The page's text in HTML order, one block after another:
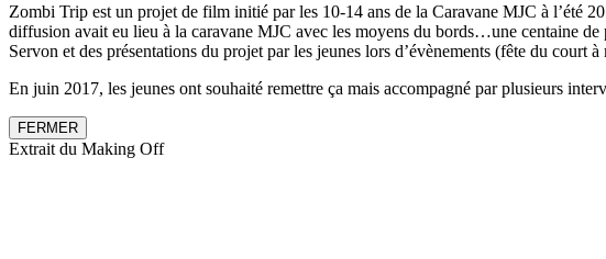
Zombi Trip est un projet de film initié par les 10-14 ans de la Caravane MJC à l’été
diffusion avait eu lieu à la caravane MJC avec les moyens du bords…une centaine
Servon et des présentations du projet par les jeunes lors d’évènements (fête du court
En juin 2017, les jeunes ont souhaité remettre ça mais accompagné par plusieurs
FERMER
Extrait du Making Off